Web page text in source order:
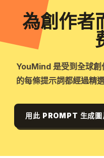
為創作者
YouMind 是受到全球創
的每條提示詞都經過精
用此 PROMPT 生成圖